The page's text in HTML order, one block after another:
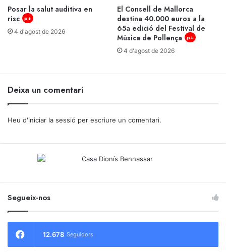
Posar la salut auditiva en
risc p+
4 d'agost de 2026
El Consell de Mallorca
destina 40.000 euros a la
65a edició del Festival de
Música de Pollença
p+
4 d'agost de 2026
Deixa un comentari
Heu d'iniciar la sessió per escriure un comentari.
Segueix-nos
12.678 Seguidors